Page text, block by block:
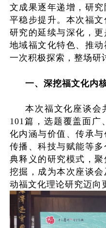
文成果逐年递增，研
平稳步提升。本次福
研究的延续与深化，
地域福文化特色、推
一次积极探索，整场研
一、 深挖福文化内
本次福文化座谈会
101篇，选题覆盖面广
化内涵与价值、传承
传播、科技与赋能等多
典释义的研究模式，
挖掘，成为本次座谈
动福文化理论研究迈向